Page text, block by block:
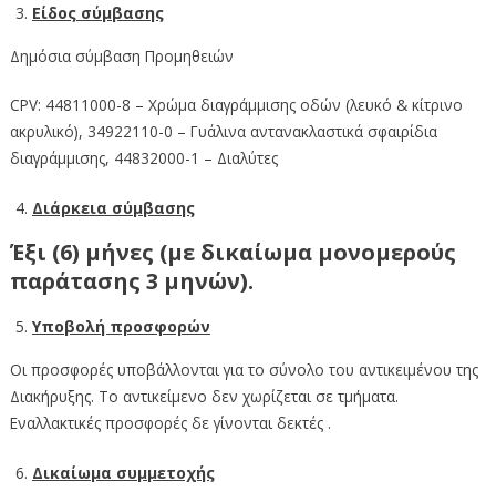
Είδος σύμβασης
Δημόσια σύμβαση Προμηθειών
CPV: 44811000-8 – Χρώμα διαγράμμισης οδών (λευκό & κίτρινο
ακρυλικό), 34922110-0 – Γυάλινα αντανακλαστικά σφαιρίδια
διαγράμμισης, 44832000-1 – Διαλύτες
Διάρκεια σύμβασης
Έξι (6) μήνες (με δικαίωμα μονομερούς
παράτασης 3 μηνών).
Υποβολή προσφορών
Οι προσφορές υποβάλλονται για το σύνολο του αντικειμένου της
Διακήρυξης. Το αντικείμενο δεν χωρίζεται σε τμήματα.
Εναλλακτικές προσφορές δε γίνονται δεκτές .
Δικαίωμα συμμετοχής